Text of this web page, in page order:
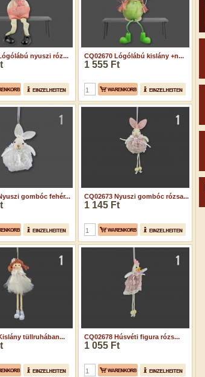
nyuszi róz... CQ02670 Lógólábú kislány +n...
1 555 Ft
gombóc fehér... CQ02673 Nyuszi gombóc rózsa...
1 145 Ft
tüllruhában... CQ02678 Húsvéti figura rózs...
1 055 Ft